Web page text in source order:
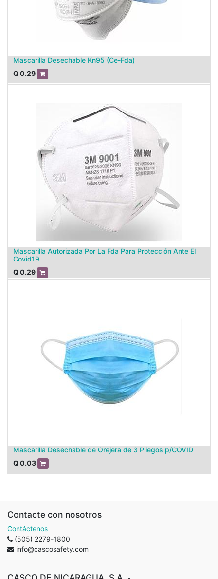
Mascarilla Desechable Kn95 (Ce-Fda)
Q0.29
Mascarilla Autorizada Por La Fda Para Protección Ante El
Covid19
Q0.29
Mascarilla Desechable de Orejera de 3 Pliegos p/COVID
Q0.03
Contacte con nosotros
Contáctenos
(505) 2279-1800
info@cascosafety.com